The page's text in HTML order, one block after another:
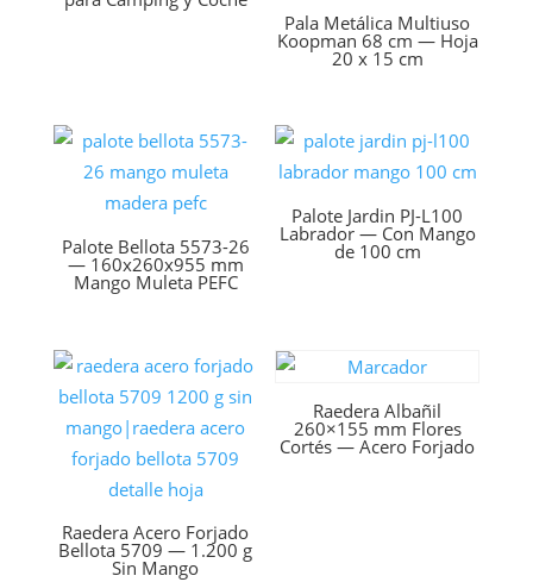
Pala Metálica Multiuso
Koopman 68 cm — Hoja
20 x 15 cm
Palote Bellota 5573-26
— 160x260x955 mm
Mango Muleta PEFC
Palote Jardin PJ-L100
Labrador — Con Mango
de 100 cm
Raedera Acero Forjado
Bellota 5709 — 1.200 g
Sin Mango
Raedera Albañil
260×155 mm Flores
Cortés — Acero Forjado